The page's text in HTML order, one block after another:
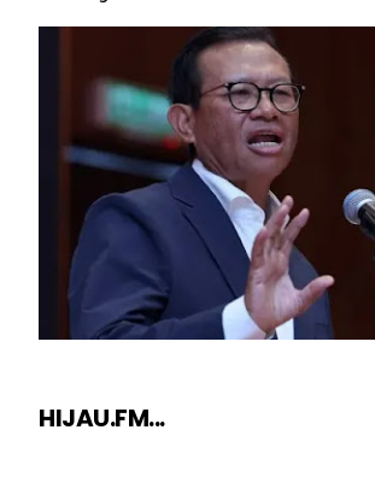
HIJAU.FM...